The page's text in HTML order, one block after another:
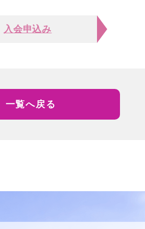
入会申込み
一覧へ戻る